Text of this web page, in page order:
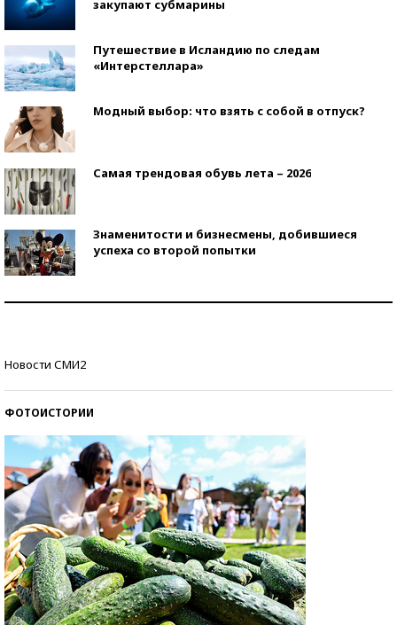
закупают субмарины
Путешествие в Исландию по следам
«Интерстеллара»
Модный выбор: что взять с собой в отпуск?
Самая трендовая обувь лета – 2026
Знаменитости и бизнесмены, добившиеся
успеха со второй попытки
Новости СМИ2
ФОТОИСТОРИИ